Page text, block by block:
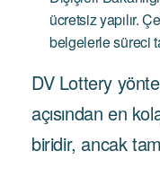
ücretsiz yapılır.
belgelerle süreci
DV Lottery
açısından en
biridir, ancak